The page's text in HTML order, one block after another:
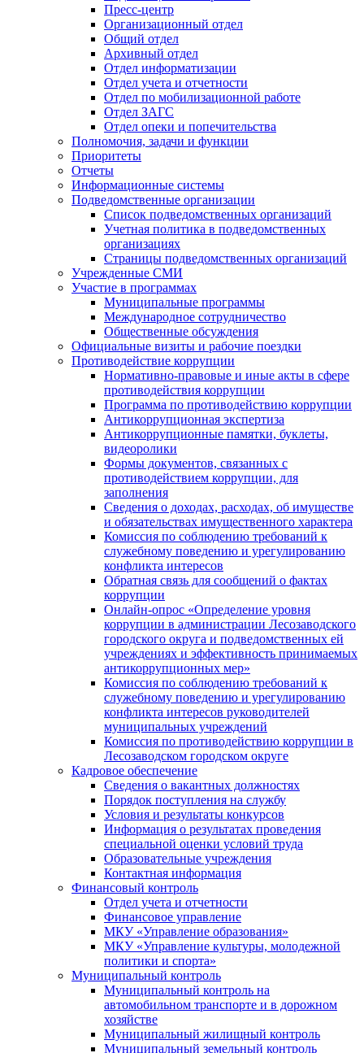
Пресс-центр
Организационный отдел
Общий отдел
Архивный отдел
Отдел информатизации
Отдел учета и отчетности
Отдел по мобилизационной работе
Отдел ЗАГС
Отдел опеки и попечительства
Полномочия, задачи и функции
Приоритеты
Отчеты
Информационные системы
Подведомственные организации
Список подведомственных организаций
Учетная политика в подведомственных
организациях
Страницы подведомственных организаций
Учрежденные СМИ
Участие в программах
Муниципальные программы
Международное сотрудничество
Общественные обсуждения
Официальные визиты и рабочие поездки
Противодействие коррупции
Нормативно-правовые и иные акты в сфере
противодействия коррупции
Программа по противодействию коррупции
Антикоррупционная экспертиза
Антикоррупционные памятки, буклеты,
видеоролики
Формы документов, связанных с
противодействием коррупции, для
заполнения
Сведения о доходах, расходах, об имуществе
и обязательствах имущественного характера
Комиссия по соблюдению требований к
служебному поведению и урегулированию
конфликта интересов
Обратная связь для сообщений о фактах
коррупции
Онлайн-опрос «Определение уровня
коррупции в администрации Лесозаводского
городского округа и подведомственных ей
учреждениях и эффективность принимаемых
антикоррупционных мер»
Комиссия по соблюдению требований к
служебному поведению и урегулированию
конфликта интересов руководителей
муниципальных учреждений
Комиссия по противодействию коррупции в
Лесозаводском городском округе
Кадровое обеспечение
Сведения о вакантных должностях
Порядок поступления на службу
Условия и результаты конкурсов
Информация о результатах проведения
специальной оценки условий труда
Образовательные учреждения
Контактная информация
Финансовый контроль
Отдел учета и отчетности
Финансовое управление
МКУ «Управление образования»
МКУ «Управление культуры, молодежной
политики и спорта»
Муниципальный контроль
Муниципальный контроль на
автомобильном транспорте и в дорожном
хозяйстве
Муниципальный жилищный контроль
Муниципальный земельный контроль